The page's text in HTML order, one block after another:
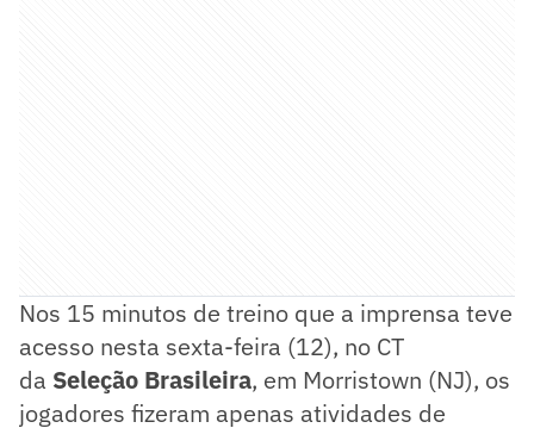
Nos 15 minutos de treino que a imprensa teve
acesso nesta sexta-feira (12), no CT
da Seleção Brasileira, em Morristown (NJ), os
jogadores fizeram apenas atividades de